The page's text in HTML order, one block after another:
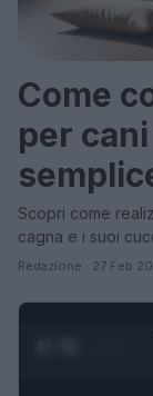
Come
per
Scopri come
cagna e i suoi
Redazione · 27 Feb